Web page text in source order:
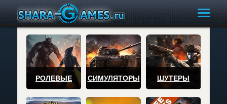
РОЛЕВЫЕ СИМУЛЯТОРЫ ШУТЕРЫ